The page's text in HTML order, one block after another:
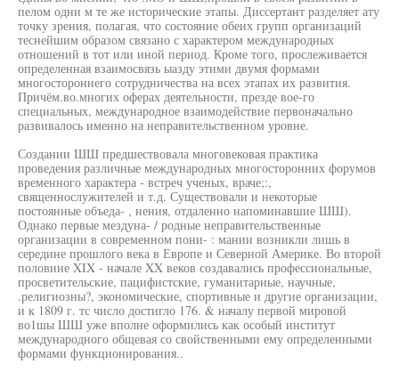
пелом одни м те же исторические этапы. Диссертант разделяет ату
точку зрения, полагая, что состояние обеих групп организаций
теснейшим образом связано с характером международных
отношений в тот или иной период. Кроме того, прослеживается
определенная взаимосвязь ыазду этими двумя формами
многостороннего сотрудничества на всех этапах их развития.
Причём.во.многих оферах деятельности, презде вое-го
специальных, международное взаимодействие первоначально
развивалось именно на неправительственном уровне.
Создании ШШ предшествовала многовековая практика
проведения различные международных многосторонних форумов
временного характера - встреч ученых, враче;:,
священнослужителей и т.д. Существовали и некоторые
постоянные объеда- , нения, отдаленно напоминавшие ШШ).
Однако первые мездуна- / родные неправительственные
организации в современном пони- : мании возникли лишь в
середине прошлого века в Европе и Северной Америке. Во второй
половине XIX - начале XX веков создавались профессиональные,
просветительские, пацифистские, гуманитарные, научные,
.религиозны?, экономические, спортивные и другие организации,
и к 1809 г. тс число достигло 176. & началу первой мировой
во1шы ШШ уже вполне оформились как особый институт
международного общевая со свойственными ему определенными
формами функционирования..